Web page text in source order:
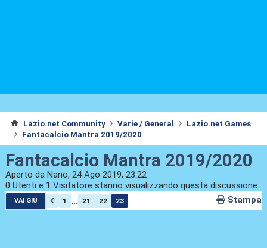
Lazio.net Community Varie / General
Lazio.net Games
Fantacalcio Mantra 2019/2020
Fantacalcio Mantra 2019/2020
Aperto da Nano, 24 Ago 2019, 23:22
0 Utenti e 1 Visitatore stanno visualizzando questa discussione.
VAI GIÙ 1 ... 21 22 23 Stampa